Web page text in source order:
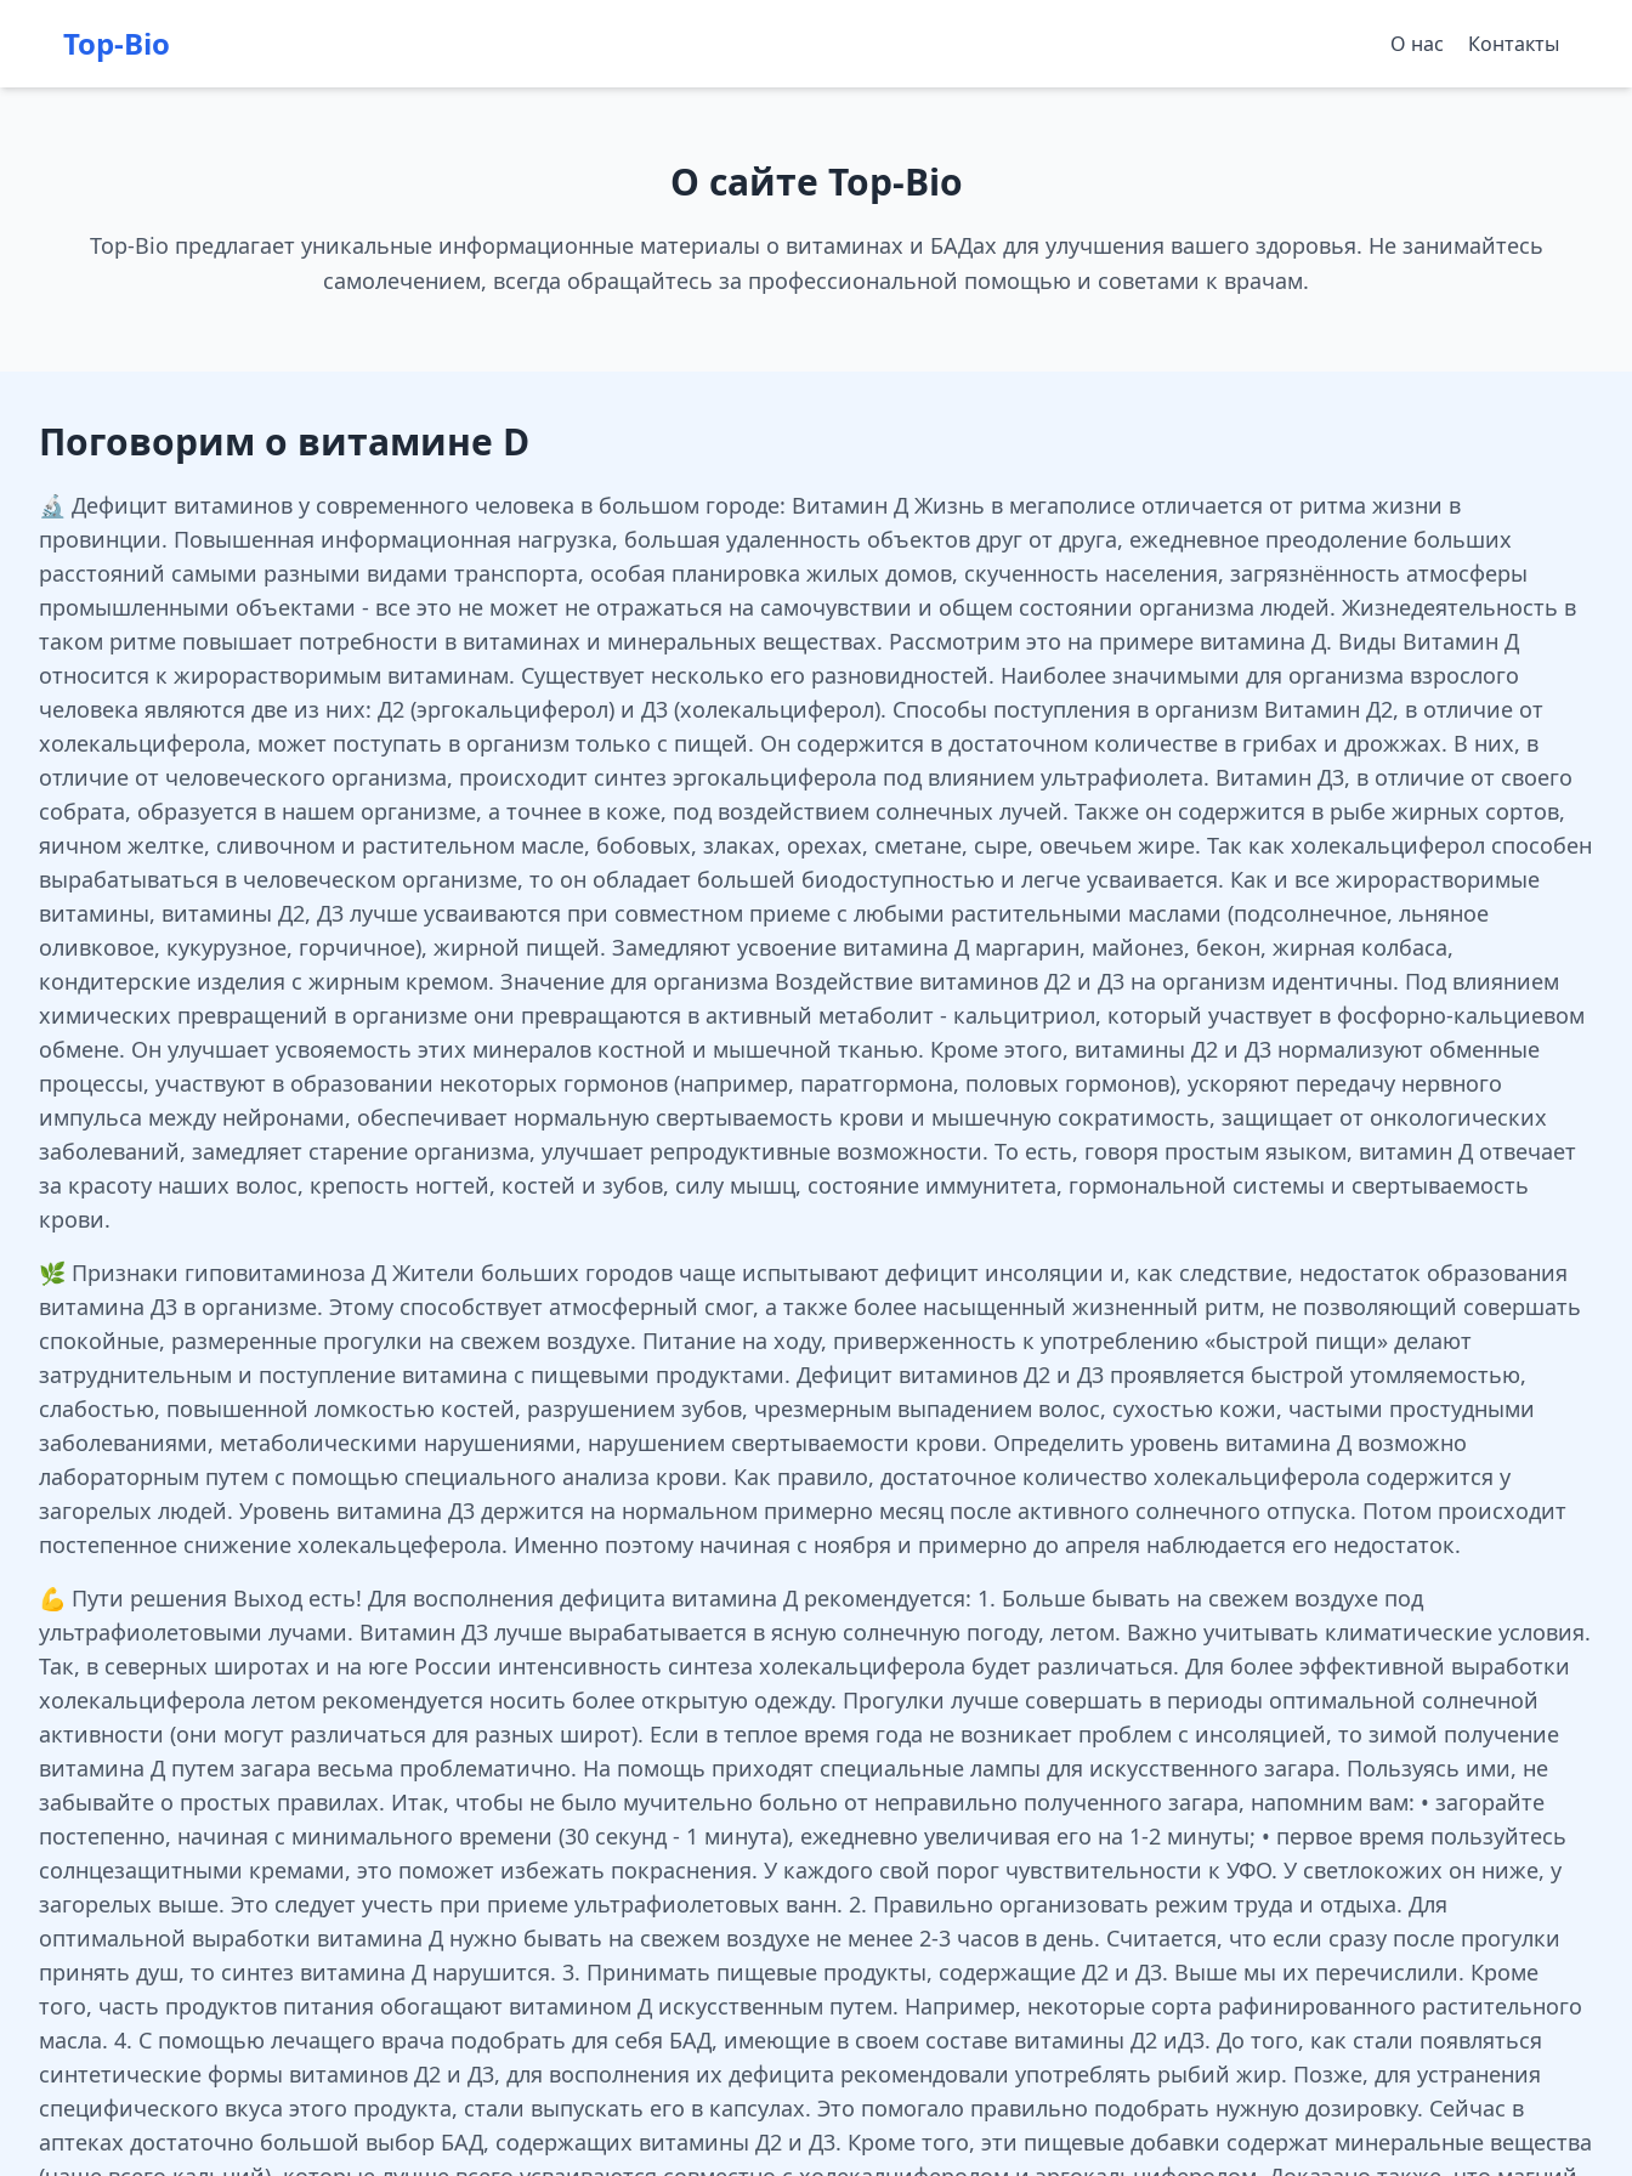
Top-Bio О нас Контакты
О сайте Top-Bio
Top-Bio предлагает уникальные информационные материалы о витаминах и БАДах для улучшения вашего здоровья. Не занимайтесь
самолечением, всегда обращайтесь за профессиональной помощью и советами к врачам.
Поговорим о витамине D
🔬 Дефицит витаминов у современного человека в большом городе: Витамин Д Жизнь в мегаполисе отличается от ритма жизни в
провинции. Повышенная информационная нагрузка, большая удаленность объектов друг от друга, ежедневное преодоление больших
расстояний самыми разными видами транспорта, особая планировка жилых домов, скученность населения, загрязнённость атмосферы
промышленными объектами - все это не может не отражаться на самочувствии и общем состоянии организма людей. Жизнедеятельность в
таком ритме повышает потребности в витаминах и минеральных веществах. Рассмотрим это на примере витамина Д. Виды Витамин Д
относится к жирорастворимым витаминам. Существует несколько его разновидностей. Наиболее значимыми для организма взрослого
человека являются две из них: Д2 (эргокальциферол) и Д3 (холекальциферол). Способы поступления в организм Витамин Д2, в отличие от
холекальциферола, может поступать в организм только с пищей. Он содержится в достаточном количестве в грибах и дрожжах. В них, в
отличие от человеческого организма, происходит синтез эргокальциферола под влиянием ультрафиолета. Витамин Д3, в отличие от своего
собрата, образуется в нашем организме, а точнее в коже, под воздействием солнечных лучей. Также он содержится в рыбе жирных сортов,
яичном желтке, сливочном и растительном масле, бобовых, злаках, орехах, сметане, сыре, овечьем жире. Так как холекальциферол способен
вырабатываться в человеческом организме, то он обладает большей биодоступностью и легче усваивается. Как и все жирорастворимые
витамины, витамины Д2, Д3 лучше усваиваются при совместном приеме с любыми растительными маслами (подсолнечное, льняное
оливковое, кукурузное, горчичное), жирной пищей. Замедляют усвоение витамина Д маргарин, майонез, бекон, жирная колбаса,
кондитерские изделия с жирным кремом. Значение для организма Воздействие витаминов Д2 и Д3 на организм идентичны. Под влиянием
химических превращений в организме они превращаются в активный метаболит - кальцитриол, который участвует в фосфорно-кальциевом
обмене. Он улучшает усвояемость этих минералов костной и мышечной тканью. Кроме этого, витамины Д2 и Д3 нормализуют обменные
процессы, участвуют в образовании некоторых гормонов (например, паратгормона, половых гормонов), ускоряют передачу нервного
импульса между нейронами, обеспечивает нормальную свертываемость крови и мышечную сократимость, защищает от онкологических
заболеваний, замедляет старение организма, улучшает репродуктивные возможности. То есть, говоря простым языком, витамин Д отвечает
за красоту наших волос, крепость ногтей, костей и зубов, силу мышц, состояние иммунитета, гормональной системы и свертываемость
крови.
🌿 Признаки гиповитаминоза Д Жители больших городов чаще испытывают дефицит инсоляции и, как следствие, недостаток образования
витамина Д3 в организме. Этому способствует атмосферный смог, а также более насыщенный жизненный ритм, не позволяющий совершать
спокойные, размеренные прогулки на свежем воздухе. Питание на ходу, приверженность к употреблению «быстрой пищи» делают
затруднительным и поступление витамина с пищевыми продуктами. Дефицит витаминов Д2 и Д3 проявляется быстрой утомляемостью,
слабостью, повышенной ломкостью костей, разрушением зубов, чрезмерным выпадением волос, сухостью кожи, частыми простудными
заболеваниями, метаболическими нарушениями, нарушением свертываемости крови. Определить уровень витамина Д возможно
лабораторным путем с помощью специального анализа крови. Как правило, достаточное количество холекальциферола содержится у
загорелых людей. Уровень витамина Д3 держится на нормальном примерно месяц после активного солнечного отпуска. Потом происходит
постепенное снижение холекальцеферола. Именно поэтому начиная с ноября и примерно до апреля наблюдается его недостаток.
💪 Пути решения Выход есть! Для восполнения дефицита витамина Д рекомендуется: 1. Больше бывать на свежем воздухе под
ультрафиолетовыми лучами. Витамин Д3 лучше вырабатывается в ясную солнечную погоду, летом. Важно учитывать климатические условия.
Так, в северных широтах и на юге России интенсивность синтеза холекальциферола будет различаться. Для более эффективной выработки
холекальциферола летом рекомендуется носить более открытую одежду. Прогулки лучше совершать в периоды оптимальной солнечной
активности (они могут различаться для разных широт). Если в теплое время года не возникает проблем с инсоляцией, то зимой получение
витамина Д путем загара весьма проблематично. На помощь приходят специальные лампы для искусственного загара. Пользуясь ими, не
забывайте о простых правилах. Итак, чтобы не было мучительно больно от неправильно полученного загара, напомним вам: • загорайте
постепенно, начиная с минимального времени (30 секунд - 1 минута), ежедневно увеличивая его на 1-2 минуты; • первое время пользуйтесь
солнцезащитными кремами, это поможет избежать покраснения. У каждого свой порог чувствительности к УФО. У светлокожих он ниже, у
загорелых выше. Это следует учесть при приеме ультрафиолетовых ванн. 2. Правильно организовать режим труда и отдыха. Для
оптимальной выработки витамина Д нужно бывать на свежем воздухе не менее 2-3 часов в день. Считается, что если сразу после прогулки
принять душ, то синтез витамина Д нарушится. 3. Принимать пищевые продукты, содержащие Д2 и Д3. Выше мы их перечислили. Кроме
того, часть продуктов питания обогащают витамином Д искусственным путем. Например, некоторые сорта рафинированного растительного
масла. 4. С помощью лечащего врача подобрать для себя БАД, имеющие в своем составе витамины Д2 иД3. До того, как стали появляться
синтетические формы витаминов Д2 и Д3, для восполнения их дефицита рекомендовали употреблять рыбий жир. Позже, для устранения
специфического вкуса этого продукта, стали выпускать его в капсулах. Это помогало правильно подобрать нужную дозировку. Сейчас в
аптеках достаточно большой выбор БАД, содержащих витамины Д2 и Д3. Кроме того, эти пищевые добавки содержат минеральные вещества